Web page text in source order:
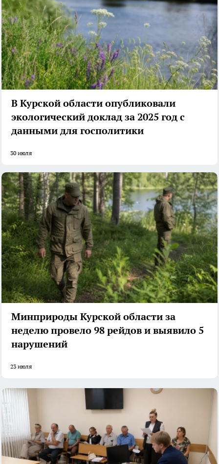
В Курской области опубликовали
экологический доклад за 2025 год с
данными для госполитики
30 июля
Минприроды Курской области за
неделю провело 98 рейдов и выявило 5
нарушений
23 июля